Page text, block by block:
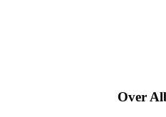
Over